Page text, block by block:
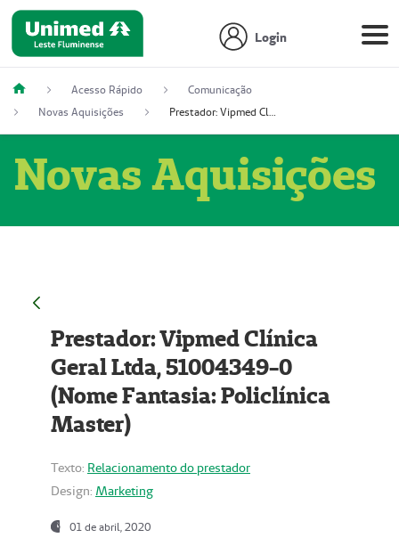
Login
Acesso Rápido
Comunicação
Novas Aquisições
Prestador: Vipmed Clínica Geral Ltda, 51004349-0 (Nome Fantasia: Policlínica Master)
Novas Aquisições
Prestador: Vipmed Clínica
Geral Ltda, 51004349-0
(Nome Fantasia: Policlínica
Master)
Texto: Relacionamento do prestador
Design: Marketing
01 de abril, 2020